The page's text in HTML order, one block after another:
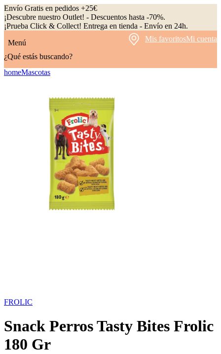
Envío Gratis en pedidos +25€
¡Descubre nuestro Outlet! - Descuentos hasta -70%.
¡Prueba Click & Collect! Entrega en tienda - Envío en 24h.
Menú
Mis favoritosMi cuenta
¿Qué estás buscando?
homeMascotas
FROLIC
Snack Perros Tasty Bites Frolic
180 Gr